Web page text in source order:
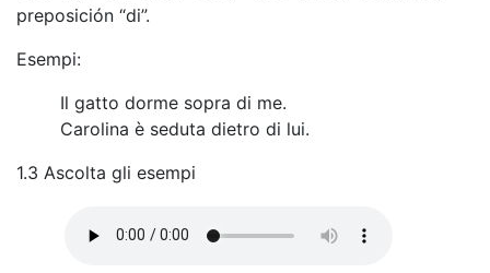
preposición “di”.
Esempi:
Il gatto dorme sopra di me.
Carolina è seduta dietro di lui.
1.3 Ascolta gli esempi